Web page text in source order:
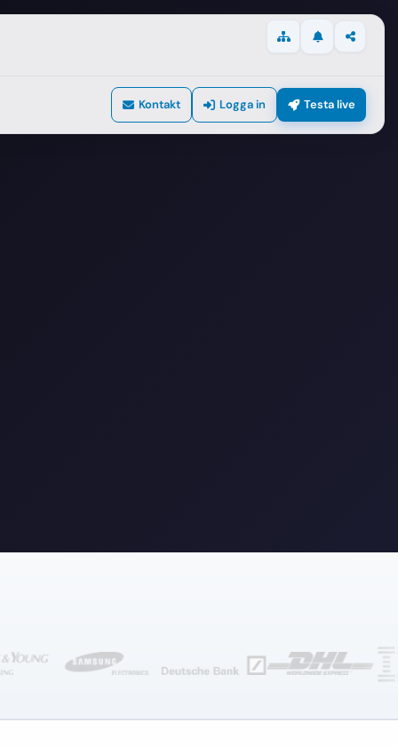
Webbplatskarta
Uppdateringar
Dela
Kontakt Logga in Testa live